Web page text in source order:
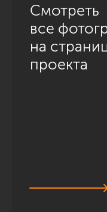
Смотреть
все
на
проекта